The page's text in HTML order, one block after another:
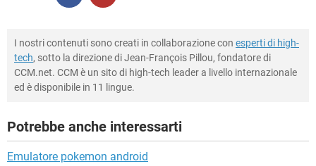
I nostri contenuti sono creati in collaborazione con esperti di high-
tech, sotto la direzione di Jean-François Pillou, fondatore di
CCM.net. CCM è un sito di high-tech leader a livello internazionale
ed è disponibile in 11 lingue.
Potrebbe anche interessarti
Emulatore pokemon android